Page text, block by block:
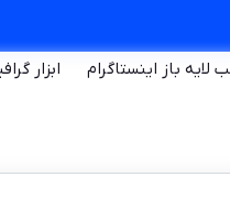
لایه باز اینستاگرام ابزار